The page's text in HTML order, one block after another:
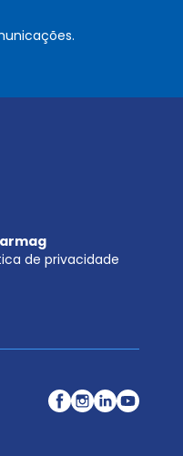
de privacidade